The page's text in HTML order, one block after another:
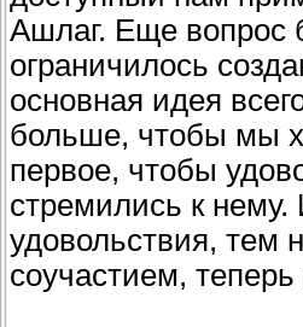
Ашлаг. Еще вопрос
ограничилось
основная идея
больше, чтобы мы
первое, чтобы
стремились к нему.
удовольствия,
соучастием,